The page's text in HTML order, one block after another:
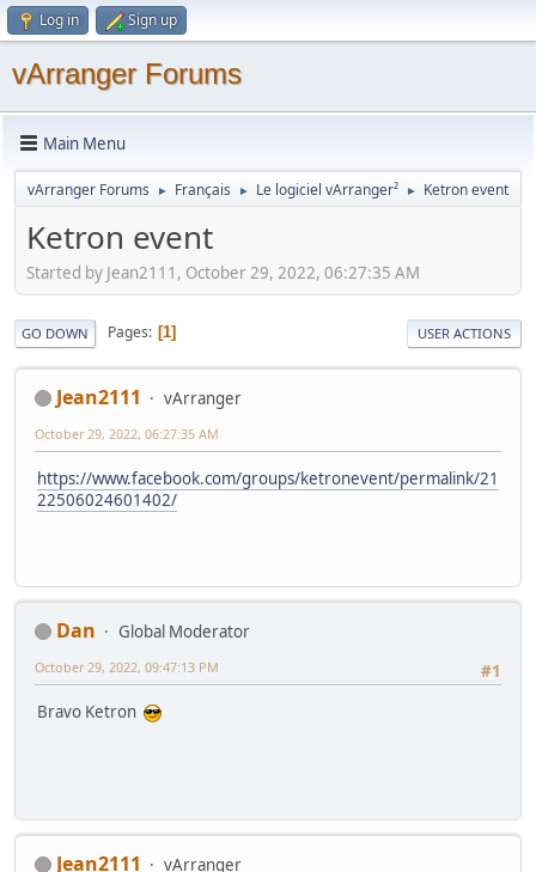
Log in Sign up
vArranger Forums
Main Menu
vArranger Forums ► Français ► Le logiciel vArranger² ► Ketron event
Ketron event
Started by Jean2111, October 29, 2022, 06:27:35 AM
GO DOWN Pages 1 USER ACTIONS
Jean2111 vArranger
October 29, 2022, 06:27:35 AM
https://www.facebook.com/groups/ketronevent/permalink/21
22506024601402/
Dan
Global Moderator
#1
October 29, 2022, 09:47:13 PM
Bravo Ketron
Jean2111
vArranger